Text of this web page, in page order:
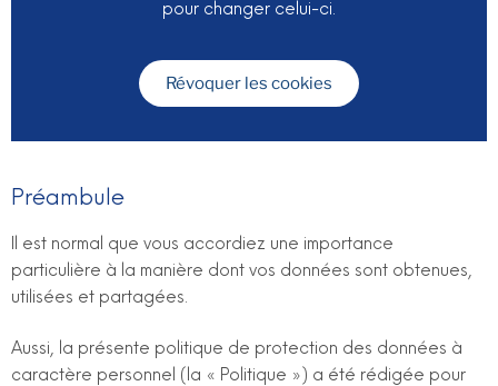
pour changer celui-ci.
Révoquer les cookies
Préambule
Il est normal que vous accordiez une importance
particulière à la manière dont vos données sont obtenues,
utilisées et partagées.
Aussi, la présente politique de protection des données à
caractère personnel (la « Politique ») a été rédigée pour